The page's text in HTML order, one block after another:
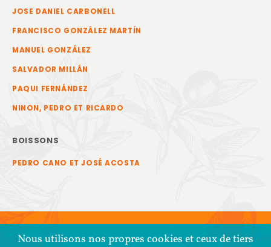
JOSE DANIEL CARBONELL
FRANCISCO GONZÁLEZ MARTÍN
MANUEL GONZÁLEZ
SALVADOR MILLÁN
PAQUI FERNÁNDEZ
NINON, PEDRO ET RICARDO
BOISSONS
PEDRO CANO ET JOSÉ ACOSTA
Nous utilisons nos propres cookies et ceux de tiers